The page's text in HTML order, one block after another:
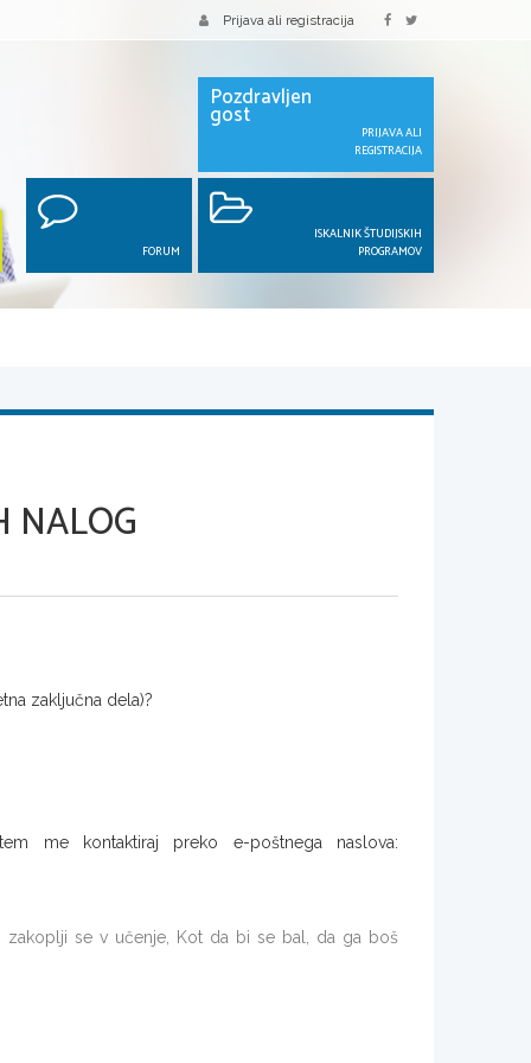
Prijava ali registracija
Pozdravljen
gost
PRIJAVA ALI
REGISTRACIJA
FORUM
ISKALNIK ŠTUDIJSKIH
PROGRAMOV
NALOG
zaključna dela)?
me kontaktiraj preko e-poštnega naslova:
se v učenje, Kot da bi se bal, da ga boš